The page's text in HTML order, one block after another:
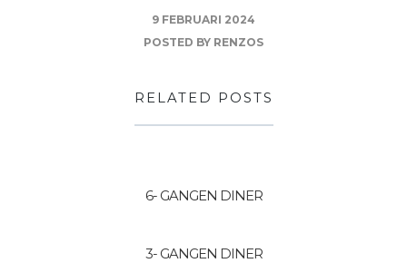
9 FEBRUARI 2024
POSTED BY RENZOS
RELATED POSTS
6- GANGEN DINER
3- GANGEN DINER